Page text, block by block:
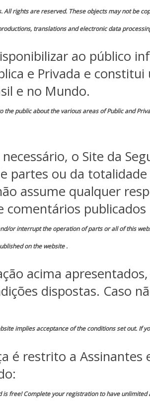
rights are reserved. These objects may not be
translations and electronic data
ao público
e Privada e
e no Mundo.
public about the various areas of Public and
o Site da
partes ou da
assume qualquer
comentários
or interrupt the operation of parts or all of this
on the website .
acima
dispostas. Caso
implies acceptance of the conditions set out. If
é restrito a Assinantes
free! Complete your registration to have unlimited